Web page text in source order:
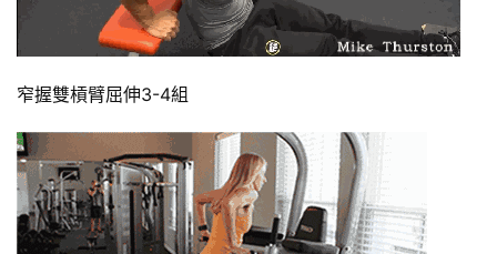
窄握雙槓臂屈伸3-4組